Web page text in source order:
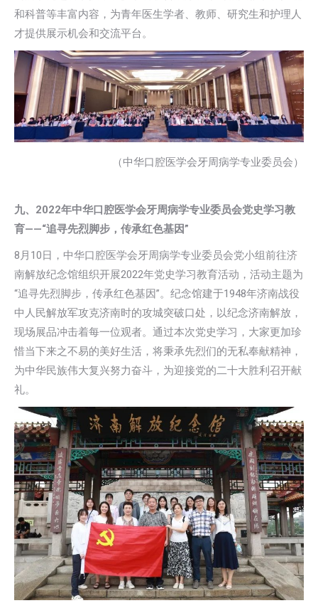
和科普等丰富内容，为青年医生学者、教师、研究生和护理人
才提供展示机会和交流平台。
（中华口腔医学会牙周病学专业委员会）
九、2022年中华口腔医学会牙周病学专业委员会党史学习教
育——“追寻先烈脚步，传承红色基因”
8月10日，中华口腔医学会牙周病学专业委员会党小组前往济
南解放纪念馆组织开展2022年党史学习教育活动，活动主题为
“追寻先烈脚步，传承红色基因”。纪念馆建于1948年济南战役
中人民解放军攻克济南时的攻城突破口处，以纪念济南解放，
现场展品冲击着每一位观者。通过本次党史学习，大家更加珍
惜当下来之不易的美好生活，将秉承先烈们的无私奉献精神，
为中华民族伟大复兴努力奋斗，为迎接党的二十大胜利召开献
礼。